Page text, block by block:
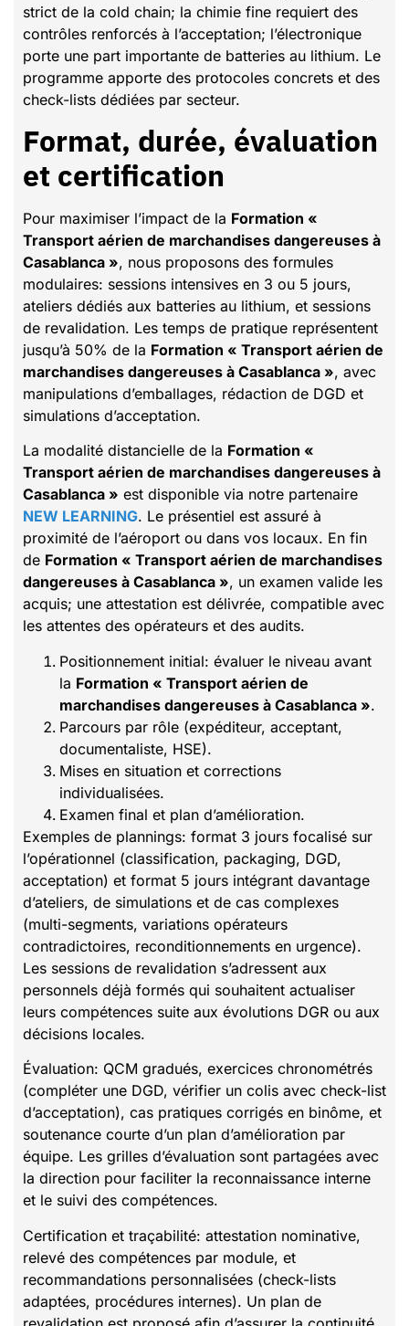
strict de la cold chain; la chimie fine requiert des
contrôles renforcés à l’acceptation; l’électronique
porte une part importante de batteries au lithium. Le
programme apporte des protocoles concrets et des
check-lists dédiées par secteur.
Format, durée, évaluation
et certification
Pour maximiser l’impact de la Formation «
Transport aérien de marchandises dangereuses à
Casablanca », nous proposons des formules
modulaires: sessions intensives en 3 ou 5 jours,
ateliers dédiés aux batteries au lithium, et sessions
de revalidation. Les temps de pratique représentent
jusqu’à 50% de la Formation « Transport aérien de
marchandises dangereuses à Casablanca », avec
manipulations d’emballages, rédaction de DGD et
simulations d’acceptation.
La modalité distancielle de la Formation «
Transport aérien de marchandises dangereuses à
Casablanca » est disponible via notre partenaire
NEW LEARNING. Le présentiel est assuré à
proximité de l’aéroport ou dans vos locaux. En fin
de Formation « Transport aérien de marchandises
dangereuses à Casablanca », un examen valide les
acquis; une attestation est délivrée, compatible avec
les attentes des opérateurs et des audits.
Positionnement initial: évaluer le niveau avant
la Formation « Transport aérien de
marchandises dangereuses à Casablanca ».
Parcours par rôle (expéditeur, acceptant,
documentaliste, HSE).
Mises en situation et corrections
individualisées.
Examen final et plan d’amélioration.
Exemples de plannings: format 3 jours focalisé sur
l’opérationnel (classification, packaging, DGD,
acceptation) et format 5 jours intégrant davantage
d’ateliers, de simulations et de cas complexes
(multi-segments, variations opérateurs
contradictoires, reconditionnements en urgence).
Les sessions de revalidation s’adressent aux
personnels déjà formés qui souhaitent actualiser
leurs compétences suite aux évolutions DGR ou aux
décisions locales.
Évaluation: QCM gradués, exercices chronométrés
(compléter une DGD, vérifier un colis avec check-list
d’acceptation), cas pratiques corrigés en binôme, et
soutenance courte d’un plan d’amélioration par
équipe. Les grilles d’évaluation sont partagées avec
la direction pour faciliter la reconnaissance interne
et le suivi des compétences.
Certification et traçabilité: attestation nominative,
relevé des compétences par module, et
recommandations personnalisées (check-lists
adaptées, procédures internes). Un plan de